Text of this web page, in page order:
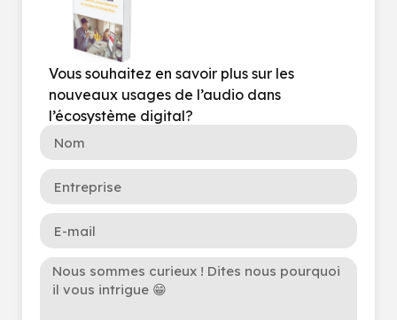
Vous souhaitez en savoir plus sur les
nouveaux usages de l’audio dans
l’écosystème digital?